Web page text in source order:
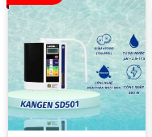
chính sách bảo hành hậu
Bảo hành chính hãng 5
nước ion kiềm.
Đổi trả miễn phí trong 3